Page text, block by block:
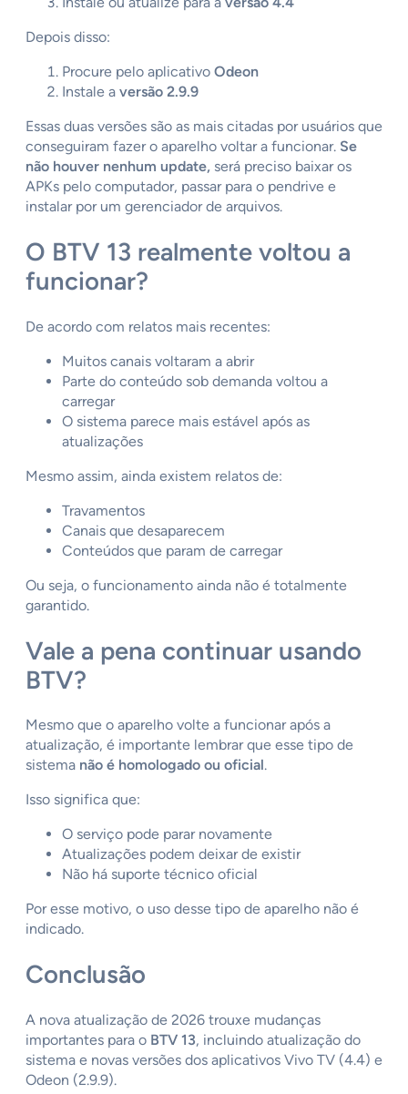
Depois disso:
Procure pelo aplicativo Odeon
Instale a versão 2.9.9
Essas duas versões são as mais citadas por usuários que
conseguiram fazer o aparelho voltar a funcionar. Se
não houver nenhum update, será preciso baixar os
APKs pelo computador, passar para o pendrive e
instalar por um gerenciador de arquivos.
O BTV 13 realmente voltou a
funcionar?
De acordo com relatos mais recentes:
Muitos canais voltaram a abrir
Parte do conteúdo sob demanda voltou a
carregar
O sistema parece mais estável após as
atualizações
Mesmo assim, ainda existem relatos de:
Travamentos
Canais que desaparecem
Conteúdos que param de carregar
Ou seja, o funcionamento ainda não é totalmente
garantido.
Vale a pena continuar usando
BTV?
Mesmo que o aparelho volte a funcionar após a
atualização, é importante lembrar que esse tipo de
sistema não é homologado ou oficial.
Isso significa que:
O serviço pode parar novamente
Atualizações podem deixar de existir
Não há suporte técnico oficial
Por esse motivo, o uso desse tipo de aparelho não é
indicado.
Conclusão
A nova atualização de 2026 trouxe mudanças
importantes para o BTV 13, incluindo atualização do
sistema e novas versões dos aplicativos Vivo TV (4.4) e
Odeon (2.9.9).